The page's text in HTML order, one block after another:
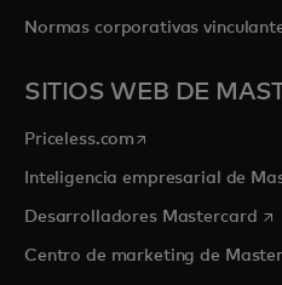
Normas corporativas
SITIOS WEB DE
Priceless.com se abre en una
Inteligencia empresarial de
Desarrolladores Mastercard
Centro de marketing de